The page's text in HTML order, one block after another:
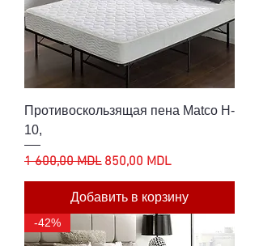
Противоскользящая пена Matco H-
10,
Обычная цена
1 600,00 MDL Цена со скидкой
850,00 MDL
Добавить в корзину
-42%